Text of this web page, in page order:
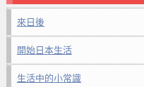
來日後
開始日本生活
生活中的小常識